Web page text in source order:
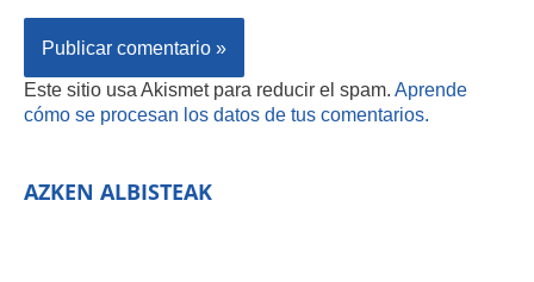
Este sitio usa Akismet para reducir el spam. Aprende
cómo se procesan los datos de tus comentarios.
AZKEN ALBISTEAK